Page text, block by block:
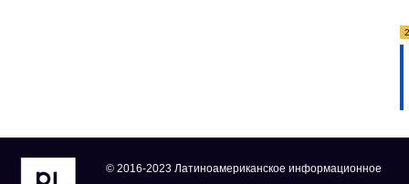
© 2016-2023 Латиноамериканское информационное